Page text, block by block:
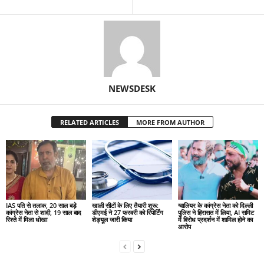
NEWSDESK
RELATED ARTICLES MORE FROM AUTHOR
IAS पति से तलाक, 20 साल बड़े
कांग्रेस नेता से शादी, 19 साल बाद
रिश्ते में मिला धोखा
खाली सीटों के लिए तैयारी शुरू:
डीएमई ने 27 फरवरी को रिपोर्टिंग
शेड्यूल जारी किया
ग्वालियर के कांग्रेस नेता को दिल्ली
पुलिस ने हिरासत में लिया, AI समिट
में विरोध प्रदर्शन में शामिल होने का
आरोप